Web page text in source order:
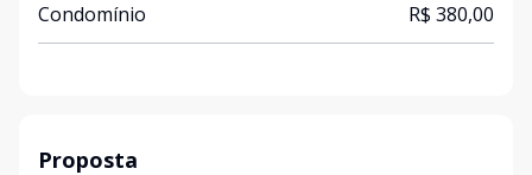
Condomínio R$ 380,00
Proposta